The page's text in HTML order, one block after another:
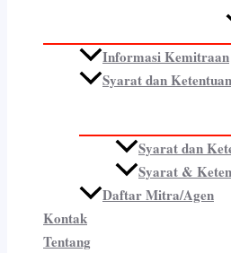
Informasi Kemitraan
Syarat dan
Syarat dan
Syarat &
Daftar Mitra/Agen
Kontak
Tentang